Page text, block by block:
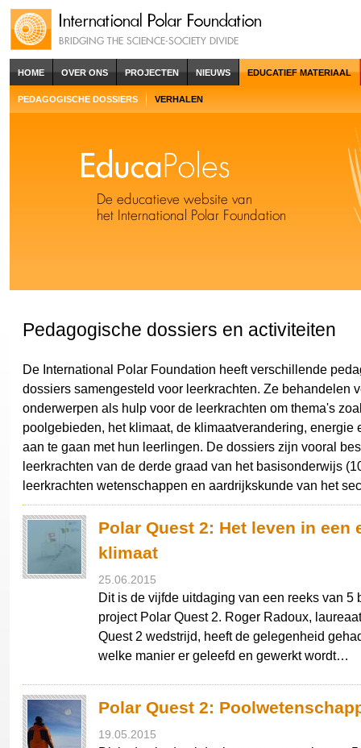
HOME OVER ONS PROJECTEN NIEUWS EDUCATIEF MATERIAAL
PEDAGOGISCHE DOSSIERS VERHALEN
Pedagogische dossiers en activiteiten
De International Polar Foundation heeft verschillende
dossiers samengesteld voor leerkrachten. Ze behandelen
onderwerpen als hulp voor de leerkrachten om thema's
poolgebieden, het klimaat, de klimaatverandering, energie
aan te gaan met hun leerlingen. De dossiers zijn vooral
leerkrachten van de derde graad van het basisonderwijs
leerkrachten wetenschappen en aardrijkskunde van het
Polar Quest 2: Het leven in een
klimaat
25.06.2015
Dit is de vijfde uitdaging van een reeks van 5
project Polar Quest 2. Roger Radoux,
Quest 2 wedstrijd, heeft de gelegenheid
welke manier er geleefd en gewerkt wordt…
Polar Quest 2:
19.05.2015